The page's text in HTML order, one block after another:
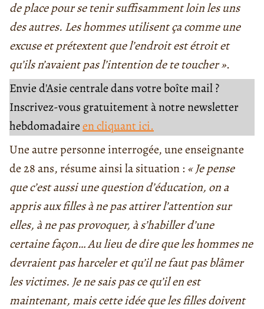
de place pour se tenir suffisamment loin les uns
des autres. Les hommes utilisent ça comme une
excuse et prétextent que l’endroit est étroit et
qu’ils n’avaient pas l’intention de te toucher ».
Envie d'Asie centrale dans votre boîte mail ?
Inscrivez-vous gratuitement à notre newsletter
hebdomadaireen cliquant ici.
Une autre personne interrogée, une enseignante
de 28 ans, résume ainsi la situation : « Je pense
que c’est aussi une question d’éducation, on a
appris aux filles à ne pas attirer l’attention sur
elles, à ne pas provoquer, à s’habiller d’une
certaine façon… Au lieu de dire que les hommes ne
devraient pas harceler et qu’il ne faut pas blâmer
les victimes. Je ne sais pas ce qu’il en est
maintenant, mais cette idée que les filles doivent